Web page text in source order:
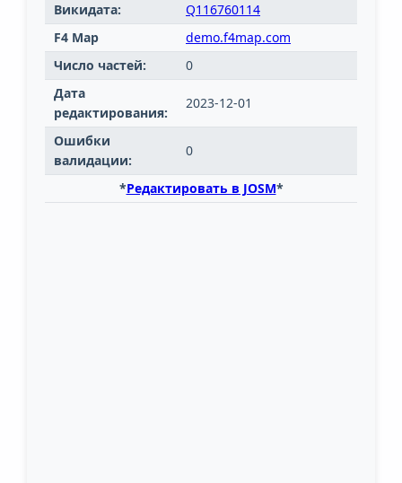
Викидата:
Q116760114
F4 Map
demo.f4map.com
Число частей:
0
Дата
редактирования:
2023-12-01
Ошибки
валидации:
0
*Редактировать в JOSM*